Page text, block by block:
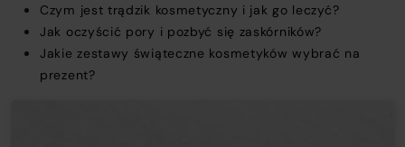
Czym jest trądzik kosmetyczny i jak go leczyć?
Jak oczyścić pory i pozbyć się zaskórników?
Jakie zestawy świąteczne kosmetyków wybrać na
prezent?